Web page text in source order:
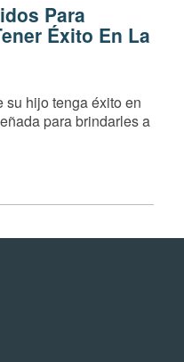
Para
Éxito En La
su hijo tenga éxito en
para brindarles a